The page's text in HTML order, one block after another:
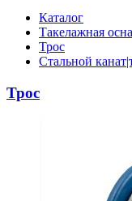
Каталог
Такелажная
Трос
Стальной
Трос